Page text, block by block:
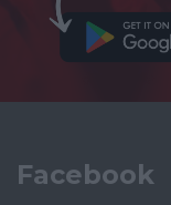
Facebook